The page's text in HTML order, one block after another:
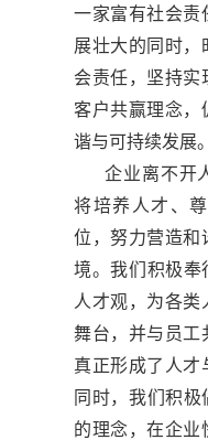
一家富有社会责
展壮大的同时，
会责任，坚持实
客户共赢理念，
谐与可持续发展。
企业离不开
将培养人才、
位，努力营造和
境。我们积极奉
人才观，为各类
舞台，并与员工
真正形成了人才
同时，我们积
的理念，在企业